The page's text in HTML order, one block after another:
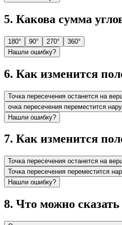
5. Какова сумма
180° 90° 270°
360°
Нашли ошибку?
6. Как изменится
Точка пересечения останется на
очка пересечения переместится
Нашли ошибку?
7. Как изменится
Точка пересечения останется на
Точка пересечения переместится
Нашли ошибку?
8. Что можно сказать